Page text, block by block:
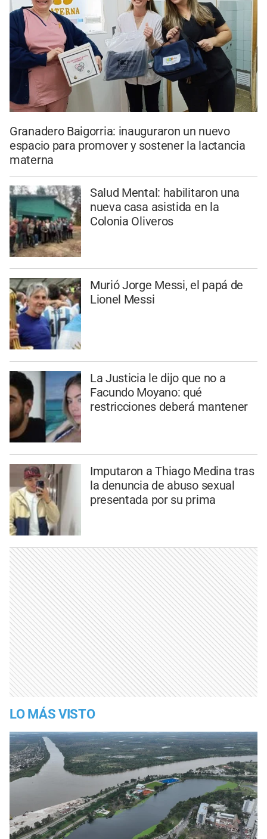
Granadero Baigorria: inauguraron un nuevo
espacio para promover y sostener la lactancia
materna
Salud Mental: habilitaron una
nueva casa asistida en la
Colonia Oliveros
Murió Jorge Messi, el papá de
Lionel Messi
La Justicia le dijo que no a
Facundo Moyano: qué
restricciones deberá mantener
Imputaron a Thiago Medina tras
la denuncia de abuso sexual
presentada por su prima
LO MÁS VISTO